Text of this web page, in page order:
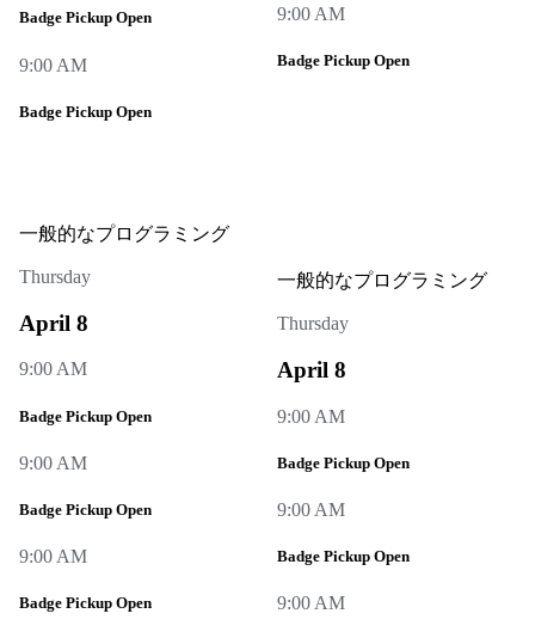
Badge Pickup Open
9:00 AM
Badge Pickup Open
9:00 AM
Badge Pickup Open
一般的なプログラミング
Thursday
April 8
9:00 AM
Badge Pickup Open
9:00 AM
Badge Pickup Open
9:00 AM
Badge Pickup Open
一般的なプログラミング
Thursday
April 8
9:00 AM
Badge Pickup Open
9:00 AM
Badge Pickup Open
9:00 AM